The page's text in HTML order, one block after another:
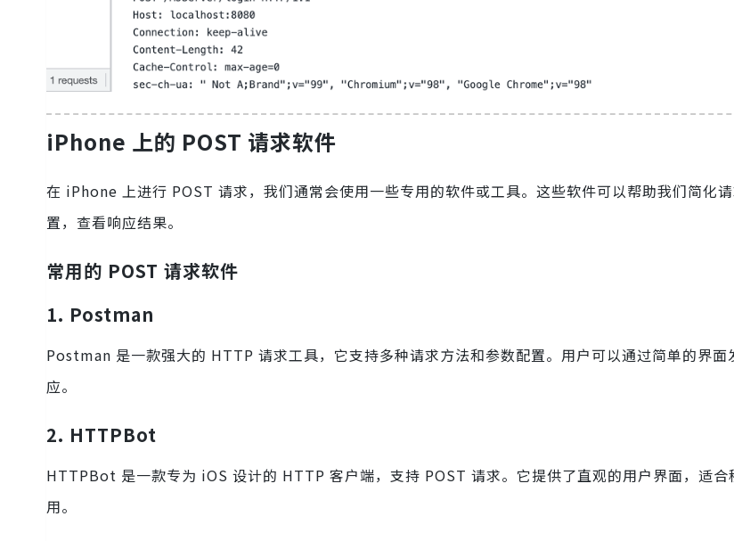
iPhone 上的 POST 请求软件
在 iPhone 上进行 POST 请求，我们通常会使用一些专用的软件或工具。这些软件可以帮助我们简化
置，查看响应结果。
常用的 POST 请求软件
1. Postman
Postman 是一款强大的 HTTP 请求工具，它支持多种请求方法和参数配置。用户可以通过简单的界面
应。
2. HTTPBot
HTTPBot 是一款专为 iOS 设计的 HTTP 客户端，支持 POST 请求。它提供了直观的用户界面，适合
用。